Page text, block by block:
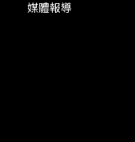
媒體報導